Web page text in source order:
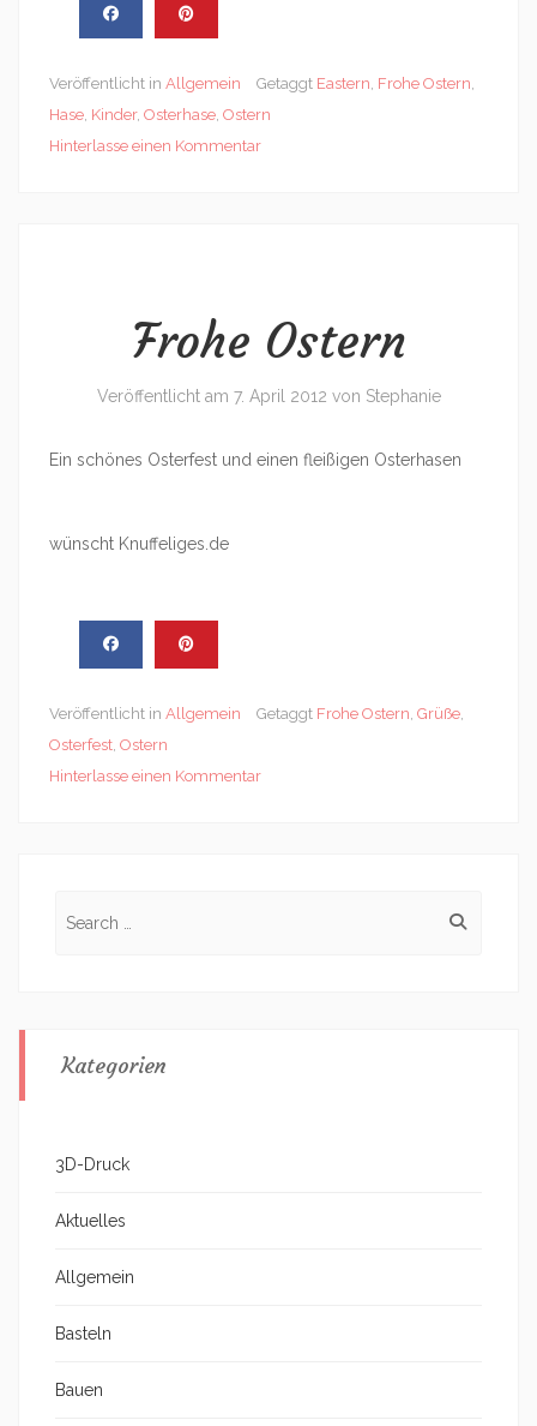
Veröffentlicht in Allgemein Getaggt Eastern, Frohe Ostern,
Hase, Kinder, Osterhase, Ostern
Hinterlasse einen Kommentar
Frohe Ostern
Veröffentlicht am 7. April 2012 von Stephanie
Ein schönes Osterfest und einen fleißigen Osterhasen
wünscht Knuffeliges.de
Veröffentlicht in Allgemein Getaggt Frohe Ostern, Grüße,
Osterfest, Ostern
Hinterlasse einen Kommentar
Kategorien
3D-Druck
Aktuelles
Allgemein
Basteln
Bauen